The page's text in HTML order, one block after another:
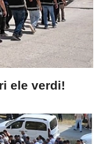
ele verdi!